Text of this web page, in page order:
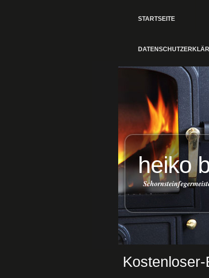
STARTSEITE
heiko